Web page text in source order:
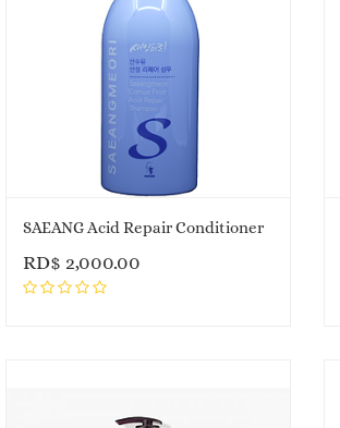
SAEANG Acid Repair Conditioner
RD$ 2,000.00